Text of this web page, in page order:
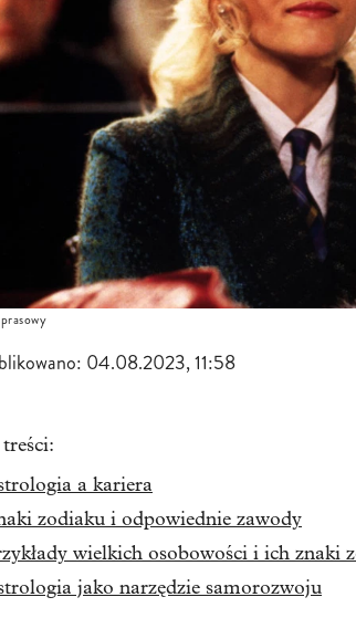
04.08.2023, 11:58
a kariera
zodiaku i odpowiednie zawody
wielkich osobowości i ich znaki
jako narzędzie samorozwoju